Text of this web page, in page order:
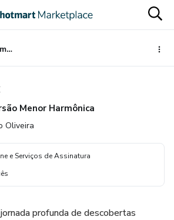
Imersão Menor Harmônica
Menor Harmônica
Oliveira
e Serviços de Assinatura
profunda de descobertas